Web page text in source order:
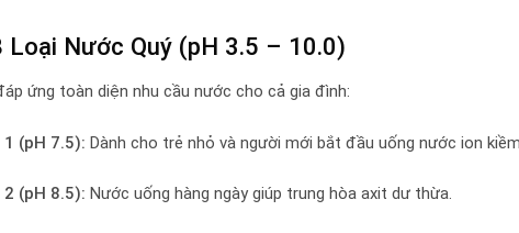
Loại Nước Quý (pH 3.5 – 10.0)
ứng toàn diện nhu cầu nước cho cả gia đình:
(pH 7.5): Dành cho trẻ nhỏ và người mới bắt đầu uống nước ion
(pH 8.5): Nước uống hàng ngày giúp trung hòa axit dư thừa.